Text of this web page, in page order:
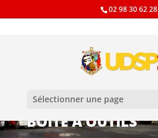
02 98 30 62 28
Sélectionner une page
BOÎTE À OUTILS